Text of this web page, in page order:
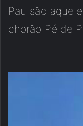
Pau são
chorão Pé de